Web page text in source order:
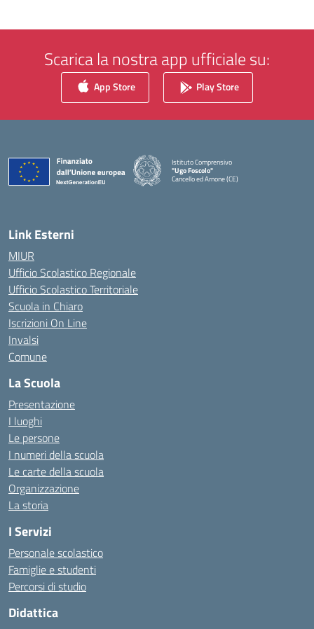
Scarica la nostra app ufficiale su:
App Store Play Store
Istituto Comprensivo
"Ugo Foscolo"
Cancello ed Arnone (CE)
Link Esterni
MIUR
Ufficio Scolastico Regionale
Ufficio Scolastico Territoriale
Scuola in Chiaro
Iscrizioni On Line
Invalsi
Comune
La Scuola
Presentazione
I luoghi
Le persone
I numeri della scuola
Le carte della scuola
Organizzazione
La storia
I Servizi
Personale scolastico
Famiglie e studenti
Percorsi di studio
Didattica